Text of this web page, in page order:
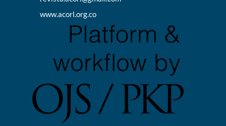
www.acorl.org.co